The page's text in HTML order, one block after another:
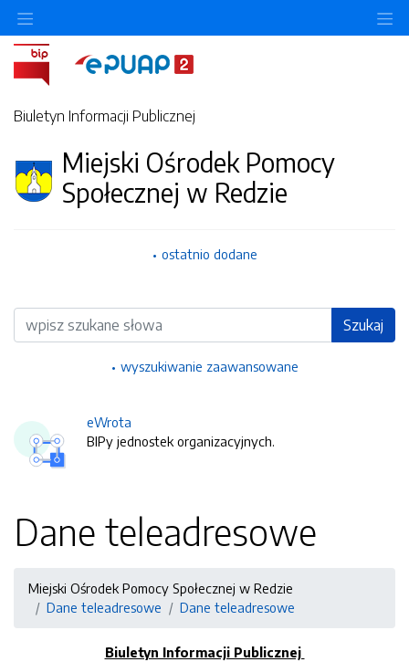
Biuletyn Informacji Publicznej
Miejski Ośrodek Pomocy
Społecznej w Redzie
ostatnio dodane
Wyszukiwarka Szukaj
wyszukiwanie zaawansowane
eWrota
BIPy jednostek organizacyjnych.
Dane teleadresowe
Miejski Ośrodek Pomocy Społecznej w Redzie
Dane teleadresowe
Dane teleadresowe
Biuletyn Informacji Publicznej